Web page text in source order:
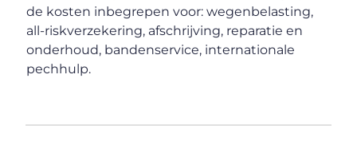
de kosten inbegrepen voor: wegenbelasting,
all-riskverzekering, afschrijving, reparatie en
onderhoud, bandenservice, internationale
pechhulp.